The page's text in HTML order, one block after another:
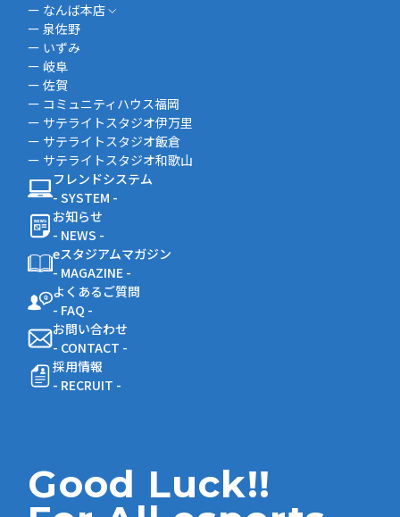
ー なんば本店
ー 泉佐野
ー いずみ
ー 岐阜
ー 佐賀
ー コミュニティハウス福岡
ー サテライトスタジオ伊万里
ー サテライトスタジオ飯倉
ー サテライトスタジオ和歌山
フレンドシステム
- SYSTEM -
お知らせ
- NEWS -
eスタジアムマガジン
- MAGAZINE -
よくあるご質問
- FAQ -
お問い合わせ
- CONTACT -
採用情報
- RECRUIT -
Good Luck!!